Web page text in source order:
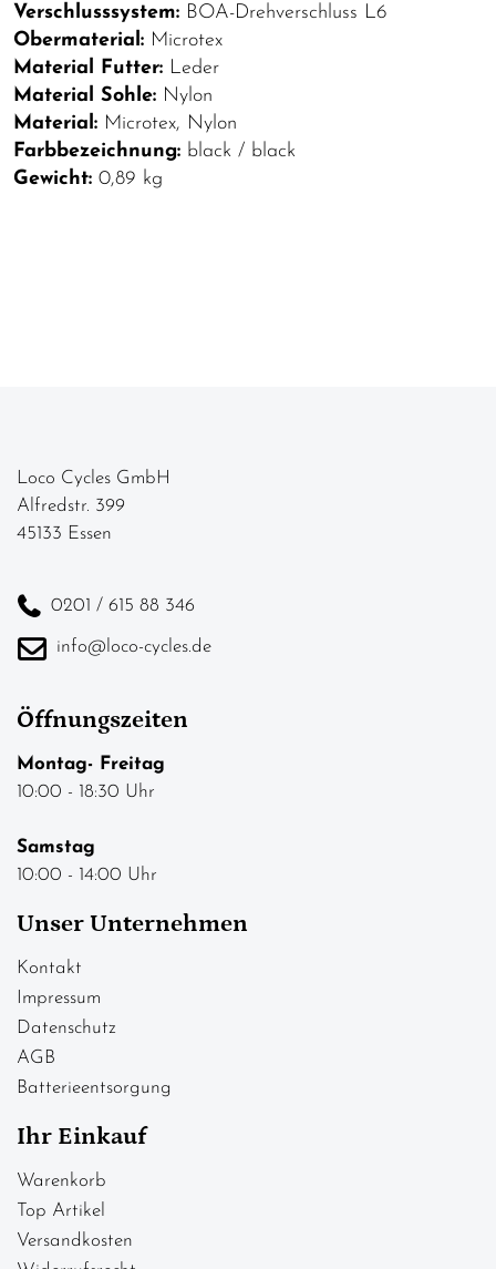
Verschlusssystem: BOA-Drehverschluss L6
Obermaterial: Microtex
Material Futter: Leder
Material Sohle: Nylon
Material: Microtex, Nylon
Farbbezeichnung: black / black
Gewicht: 0,89 kg
Loco Cycles GmbH
Alfredstr. 399
45133 Essen
0201 / 615 88 346
info@loco-cycles.de
Öffnungszeiten
Montag- Freitag
10:00 - 18:30 Uhr
Samstag
10:00 - 14:00 Uhr
Unser Unternehmen
Kontakt
Impressum
Datenschutz
AGB
Batterieentsorgung
Ihr Einkauf
Warenkorb
Top Artikel
Versandkosten